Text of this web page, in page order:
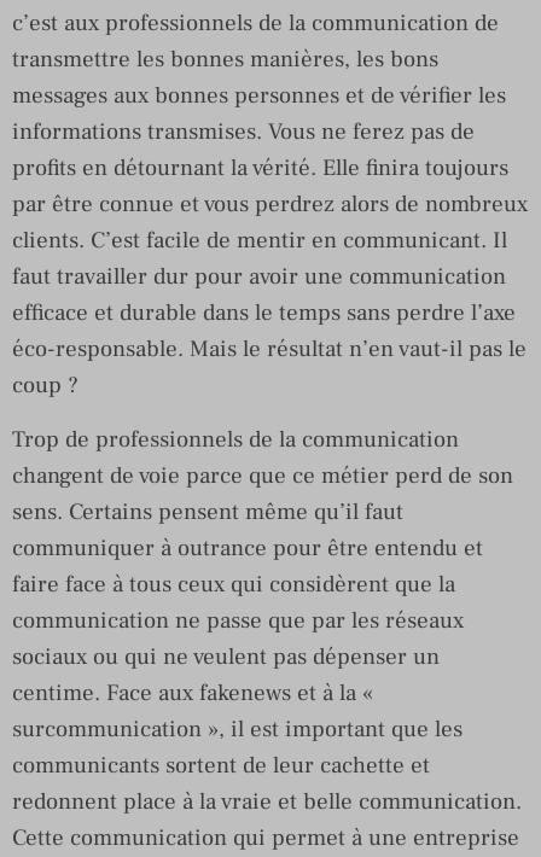
c’est aux professionnels de la communication de
transmettre les bonnes manières, les bons
messages aux bonnes personnes et de vérifier les
informations transmises. Vous ne ferez pas de
profits en détournant la vérité. Elle finira toujours
par être connue et vous perdrez alors de nombreux
clients. C’est facile de mentir en communicant. Il
faut travailler dur pour avoir une communication
efficace et durable dans le temps sans perdre l’axe
éco-responsable. Mais le résultat n’en vaut-il pas le
coup ?
Trop de professionnels de la communication
changent de voie parce que ce métier perd de son
sens. Certains pensent même qu’il faut
communiquer à outrance pour être entendu et
faire face à tous ceux qui considèrent que la
communication ne passe que par les réseaux
sociaux ou qui ne veulent pas dépenser un
centime. Face aux fakenews et à la «
surcommunication », il est important que les
communicants sortent de leur cachette et
redonnent place à la vraie et belle communication.
Cette communication qui permet à une entreprise